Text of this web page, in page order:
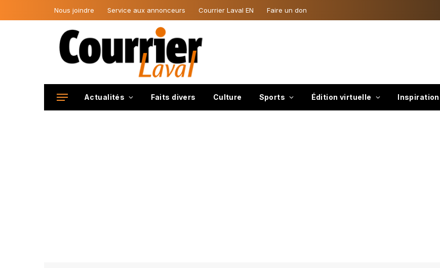
Nous joindre Service aux annonceurs Courrier Laval EN Faire un don
Actualités Faits divers Culture Sports Édition virtuelle Inspiration